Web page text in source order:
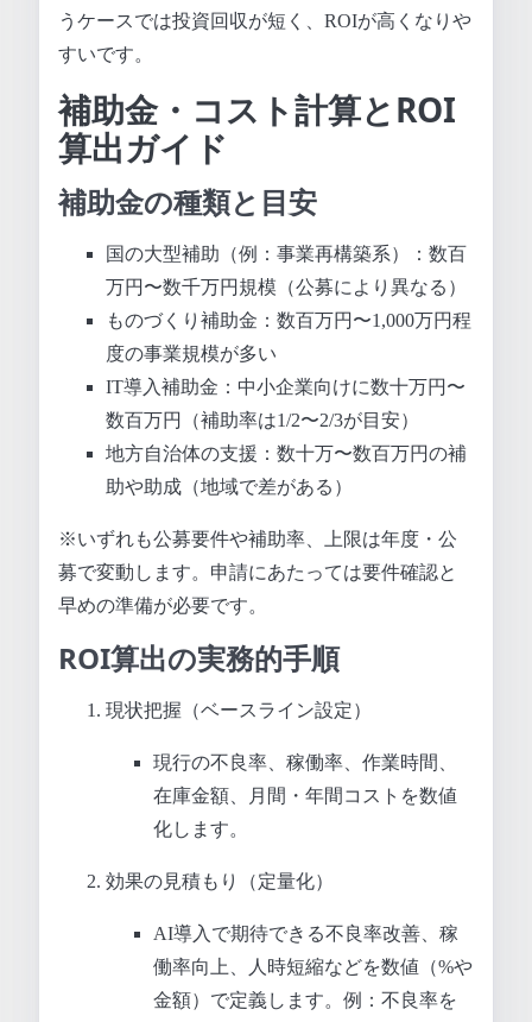
うケースでは投資回収が短く、ROIが高くなりや
すいです。
補助金・コスト計算とROI
算出ガイド
補助金の種類と目安
国の大型補助（例：事業再構築系）：数百
万円〜数千万円規模（公募により異なる）
ものづくり補助金：数百万円〜1,000万円程
度の事業規模が多い
IT導入補助金：中小企業向けに数十万円〜
数百万円（補助率は1/2〜2/3が目安）
地方自治体の支援：数十万〜数百万円の補
助や助成（地域で差がある）
※いずれも公募要件や補助率、上限は年度・公
募で変動します。申請にあたっては要件確認と
早めの準備が必要です。
ROI算出の実務的手順
現状把握（ベースライン設定）
現行の不良率、稼働率、作業時間、
在庫金額、月間・年間コストを数値
化します。
効果の見積もり（定量化）
AI導入で期待できる不良率改善、稼
働率向上、人時短縮などを数値（%や
金額）で定義します。例：不良率を